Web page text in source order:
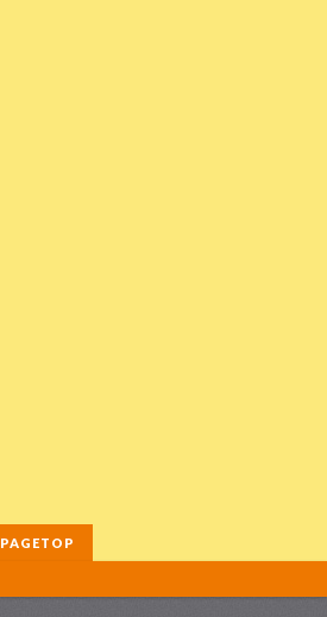
PAGETOP